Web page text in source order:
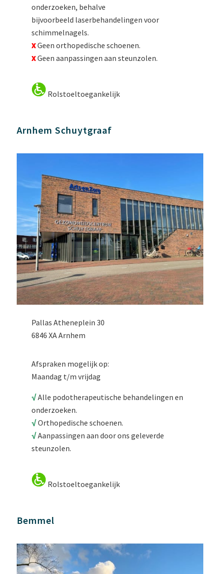
onderzoeken, behalve
bijvoorbeeld laserbehandelingen voor
schimmelnagels.
XGeen orthopedische schoenen.
XGeen aanpassingen aan steunzolen.
Rolstoeltoegankelijk
Arnhem Schuytgraaf
Pallas Atheneplein 30
6846 XA Arnhem
Afspraken mogelijk op:
Maandag t/m vrijdag
√Alle podotherapeutische behandelingen en
onderzoeken.
√Orthopedische schoenen.
√Aanpassingen aan door ons geleverde
steunzolen.
Rolstoeltoegankelijk
Bemmel